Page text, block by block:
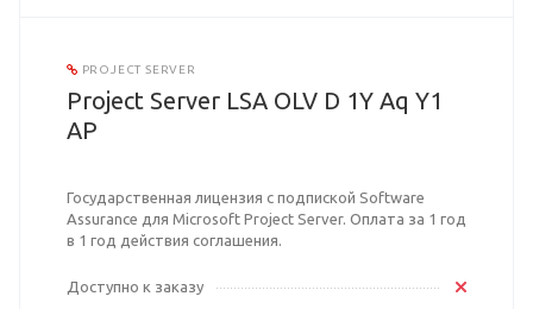
PROJECT SERVER
Project Server LSA OLV D 1Y Aq Y1
AP
Государственная лицензия с подпиской Software
Assurance для Microsoft Project Server. Оплата за 1 год
в 1 год действия соглашения.
Доступно к заказу